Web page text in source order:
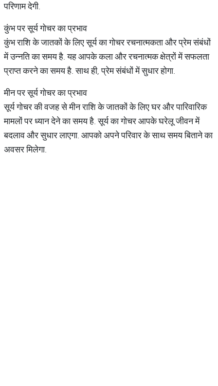
परिणाम देगी.
कुंभ पर सूर्य गोचर का प्रभाव
कुंभ राशि के जातकों के लिए सूर्य का गोचर रचनात्मकता और प्रेम संबंधों
में उन्नति का समय है. यह आपके कला और रचनात्मक क्षेत्रों में सफलता
प्राप्त करने का समय है. साथ ही, प्रेम संबंधों में सुधार होगा.
मीन पर सूर्य गोचर का प्रभाव
सूर्य गोचर की वजह से मीन राशि के जातकों के लिए घर और पारिवारिक
मामलों पर ध्यान देने का समय है. सूर्य का गोचर आपके घरेलू जीवन में
बदलाव और सुधार लाएगा. आपको अपने परिवार के साथ समय बिताने का
अवसर मिलेगा.